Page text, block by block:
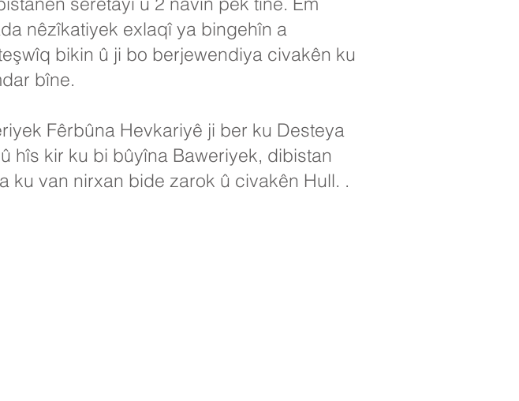
nêzîkatiyek exlaqî ya bingehîn a
bikin û ji bo berjewendiya civakên ku
bîne.
Fêrbûna Hevkariyê ji ber ku Desteya
hîs kir ku bi bûyîna Baweriyek, dibistan
ku van nirxan bide zarok û civakên Hull. .